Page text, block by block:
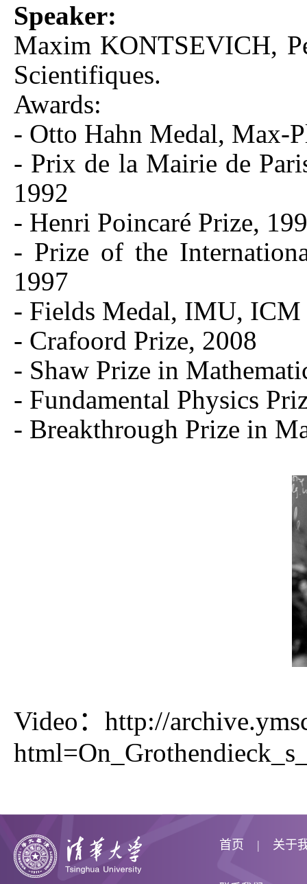
Speaker:
Maxim KONTSEVICH,
Scientifiques.
Awards:
- Otto Hahn Medal, Max-
- Prix de la Mairie de
1992
- Henri Poincaré Prize,
- Prize of the
1997
- Fields Medal, IMU,
- Crafoord Prize, 2008
- Shaw Prize in
- Fundamental Physics
- Breakthrough Prize in
Video： http://
首页 关于